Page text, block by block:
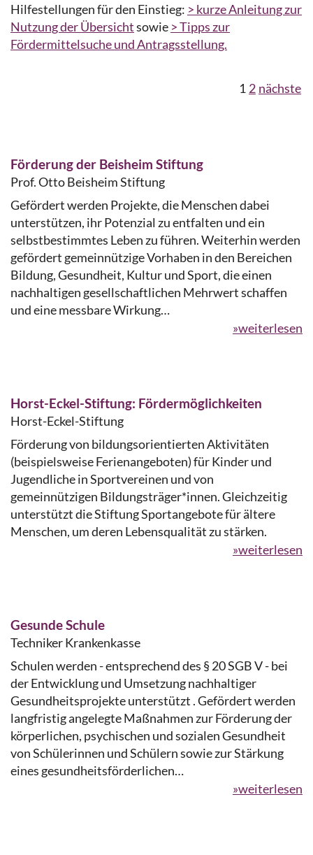
Hilfestellungen für den Einstieg: > kurze Anleitung zur
Nutzung der Übersichtsowie > Tipps zur
Fördermittelsuche und Antragsstellung.
1 2 nächste
Förderung der Beisheim Stiftung
Prof. Otto Beisheim Stiftung
Gefördert werden Projekte, die Menschen dabei
unterstützen, ihr Potenzial zu entfalten und ein
selbstbestimmtes Leben zu führen. Weiterhin werden
gefördert gemeinnützige Vorhaben in den Bereichen
Bildung, Gesundheit, Kultur und Sport, die einen
nachhaltigen gesellschaftlichen Mehrwert schaffen
und eine messbare Wirkung…
»weiterlesen
Horst-Eckel-Stiftung: Fördermöglichkeiten
Horst-Eckel-Stiftung
Förderung von bildungsorientierten Aktivitäten
(beispielsweise Ferienangeboten) für Kinder und
Jugendliche in Sportvereinen und von
gemeinnützigen Bildungsträger*innen. Gleichzeitig
unterstützt die Stiftung Sportangebote für ältere
Menschen, um deren Lebensqualität zu stärken.
»weiterlesen
Gesunde Schule
Techniker Krankenkasse
Schulen werden - entsprechend des § 20 SGB V - bei
der Entwicklung und Umsetzung nachhaltiger
Gesundheitsprojekte unterstützt . Gefördert werden
langfristig angelegte Maßnahmen zur Förderung der
körperlichen, psychischen und sozialen Gesundheit
von Schülerinnen und Schülern sowie zur Stärkung
eines gesundheitsförderlichen…
»weiterlesen